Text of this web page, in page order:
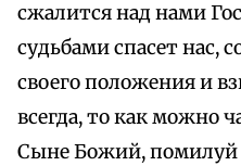
сжалится над нами
судьбами спасет нас,
своего положения и
всегда, то как можно
Сыне Божий, помилуй